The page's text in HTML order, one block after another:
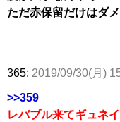
ただ赤保留だけはダ
365: 2019/09/30(月)
>>359
レバブル来てギュネ